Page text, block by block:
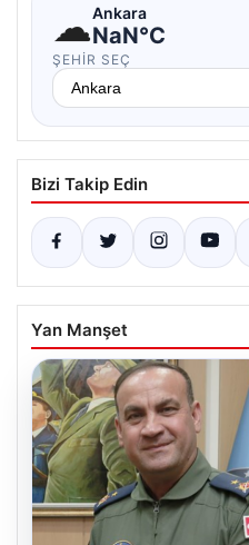
☁Ankara
NaN°C
ŞEHIR SEÇ
Bizi Takip Edin
Yan Manşet